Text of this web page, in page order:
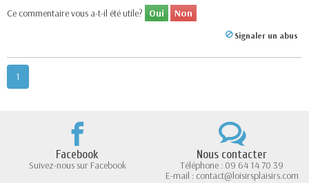
Ce commentaire vous a-t-il été utile? Oui Non
Signaler un abus
1
Facebook
Suivez-nous sur Facebook
Nous contacter
Téléphone : 09 64 14 70 39
E-mail : contact@loisirsplaisirs.com